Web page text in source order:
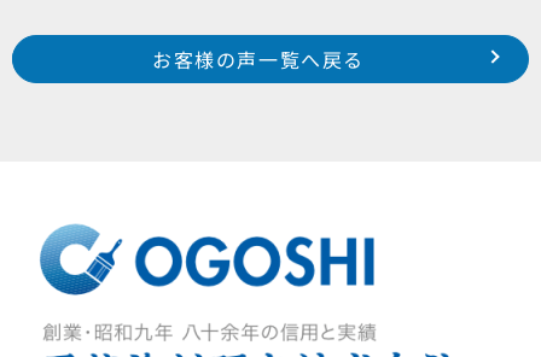
Prev
北区 細江町 気賀 N 様
中区 中島町 杉山 様
お客様の声一覧へ戻る